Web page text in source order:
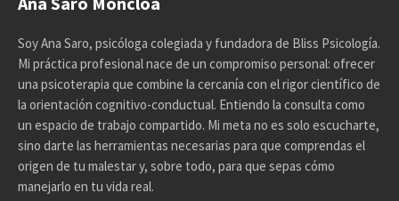
Soy Ana Saro, psicóloga colegiada y fundadora de Bliss Psicología.
Mi práctica profesional nace de un compromiso personal: ofrecer
una psicoterapia que combine la cercanía con el rigor científico de
la orientación cognitivo-conductual. Entiendo la consulta como
un espacio de trabajo compartido. Mi meta no es solo escucharte,
sino darte las herramientas necesarias para que comprendas el
origen de tu malestar y, sobre todo, para que sepas cómo
manejarlo en tu vida real.